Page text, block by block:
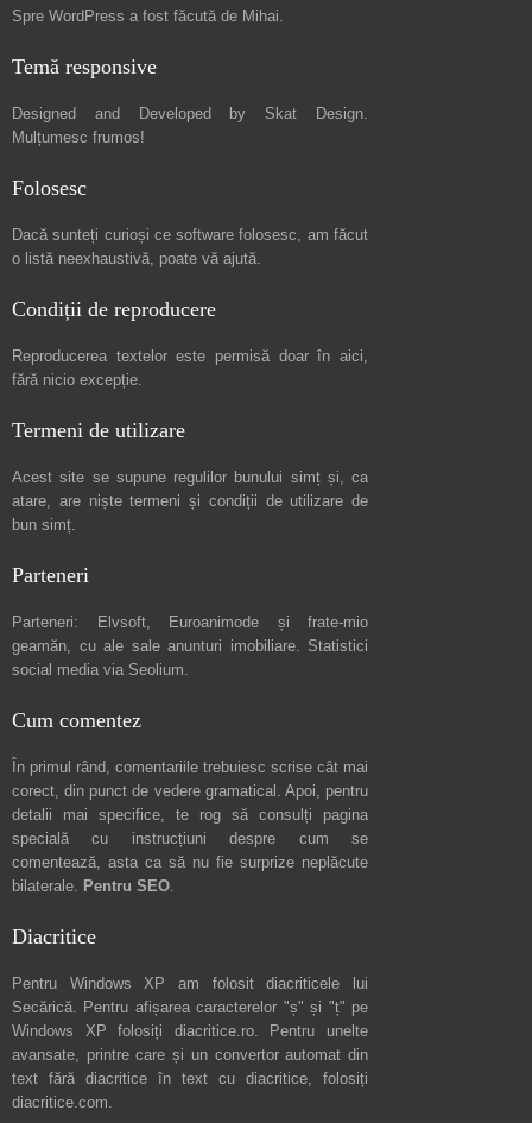
Spre WordPress a fost făcută de Mihai.
Temă responsive
Designed and Developed by Skat Design.
Mulțumesc frumos!
Folosesc
Dacă sunteți curioși ce software folosesc, am făcut
o listă neexhaustivă, poate vă ajută.
Condiții de reproducere
Reproducerea textelor este permisă doar în aici,
fără nicio excepție.
Termeni de utilizare
Acest site se supune regulilor bunului simț și, ca
atare, are niștetermeni și condiții de utilizare de
bun simț.
Parteneri
Parteneri: Elvsoft, Euroanimode și frate-mio
geamăn, cu ale sale anunturi imobiliare. Statistici
social media via Seolium.
Cum comentez
În primul rând, comentariile trebuiesc scrise cât mai
corect, din punct de vedere gramatical. Apoi, pentru
detalii mai specifice, te rog să consulți pagina
specială cu instrucțiuni despre cum se
comentează, asta ca să nu fie surprize neplăcute
bilaterale. Pentru SEO.
Diacritice
Pentru Windows XP am folosit diacriticele lui
Secărică. Pentru afișarea caracterelor "ș" și "ț" pe
Windows XP folosiți diacritice.ro. Pentru unelte
avansate, printre care și un convertor automat din
text fără diacritice în text cu diacritice, folosiți
diacritice.com.